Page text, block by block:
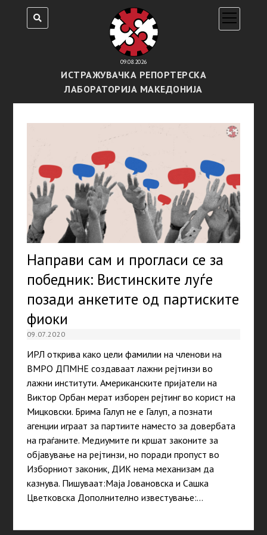
09.08.2026
ИСТРАЖУВАЧКА РЕПОРТЕРСКА
ЛАБОРАТОРИЈА МАКЕДОНИЈА
open
menu
Направи сам и прогласи се за
победник: Вистинските луѓе
позади анкетите од партиските
фиоки
09.07.2020
ИРЛ открива како цели фамилии на членови на
ВМРО ДПМНЕ создаваат лажни рејтинзи во
лажни институти. Американските пријатели на
Виктор Орбан мерат изборен рејтинг во корист на
Мицковски. Брима Галуп не е Галуп, а познати
агенции играат за партиите наместо за довербата
на граѓаните. Медиумите ги кршат законите за
објавување на рејтинзи, но поради пропуст во
Изборниот законик, ДИК нема механизам да
казнува. Пишуваат:Маја Јовановска и Сашка
Цветковска Дополнително известување:…